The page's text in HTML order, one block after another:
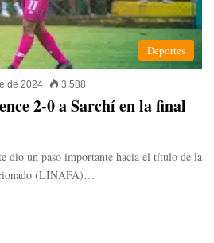
Deportes
de 2024 3.588
2-0 a Sarchí en la final
dio un paso importante hacia el título de la
(LINAFA)…